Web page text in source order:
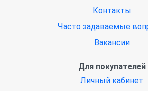
Контакты
Часто задаваемые
Вакансии
Для покупателей
Личный кабинет